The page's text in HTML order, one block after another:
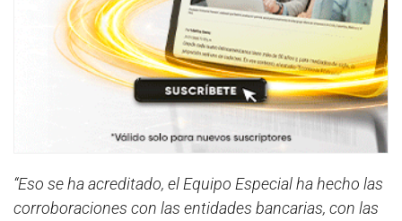
“Eso se ha acreditado, el Equipo Especial ha hecho las
corroboraciones con las entidades bancarias, con las